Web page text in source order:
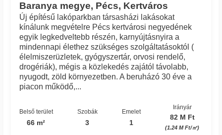
Baranya megye, Pécs, Kertváros
Új építésű lakóparkban társasházi lakásokat
kínálunk megvételre Pécs kertvárosi negyedének
egyik legkedveltebb részén, karnyújtásnyira a
mindennapi élethez szükséges szolgáltatásoktól (
élelmiszerüzletek, gyógyszertár, orvosi rendelő,
drogériák), mégis a közlekedés zajától távolabb,
nyugodt, zöld környezetben. A beruházó 30 éve a
piacon működő,...
Belső terület
66 m²
Szobák
3
Emelet
1
Irányár
82 M Ft
(1.24 M Ft/㎡)